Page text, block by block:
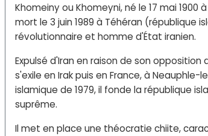
Khomeiny ou Khomeyni, né le 17 mai
mort le 3 juin 1989 à Téhéran (république
révolutionnaire et homme d'État iranien.
Expulsé d'Iran en raison de son opposition
s'exile en Irak puis en France, à
islamique de 1979, il fonde la république
suprême.
Il met en place une théocratie chiite,